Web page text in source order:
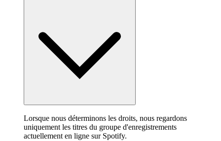
Lorsque nous déterminons les droits, nous regardons
uniquement les titres du groupe d'enregistrements
actuellement en ligne sur Spotify.